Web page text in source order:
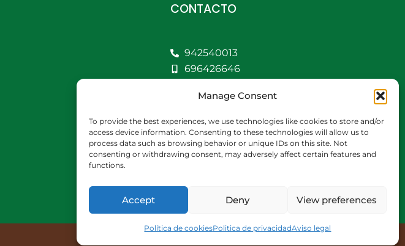
Manage Consent
To provide the best experiences, we use technologies like cookies to store and/or
access device information. Consenting to these technologies will allow us to
process data such as browsing behavior or unique IDs on this site. Not
consenting or withdrawing consent, may adversely affect certain features and
functions.
Accept Deny View preferences
Política de cookiesPolitica de privacidadAviso legal
CONTACTO
942540013
696426646
comercial@bediaycabarga.com
Fdez. Hontoria 20.
Astillero. 39610
Cantabria
18:30 hrs.